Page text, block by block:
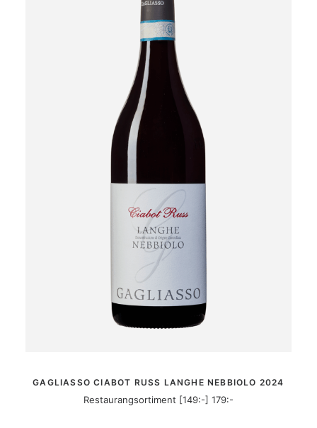
GAGLIASSO CIABOT RUSS LANGHE NEBBIOLO 2024
Restaurangsortiment [149:-] 179:-